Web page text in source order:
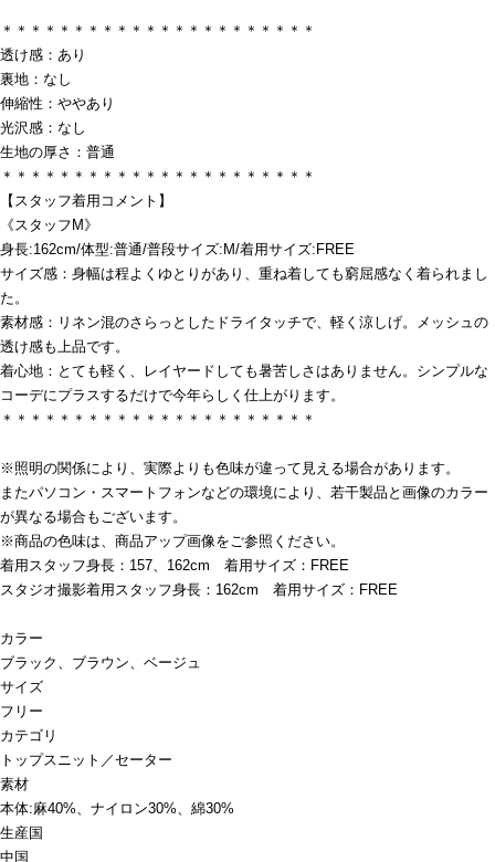
＊＊＊＊＊＊＊＊＊＊＊＊＊＊＊＊＊＊＊＊＊＊
透け感：あり
裏地：なし
伸縮性：ややあり
光沢感：なし
生地の厚さ：普通
＊＊＊＊＊＊＊＊＊＊＊＊＊＊＊＊＊＊＊＊＊＊
【スタッフ着用コメント】
《スタッフM》
身長:162cm/体型:普通/普段サイズ:M/着用サイズ:FREE
サイズ感：身幅は程よくゆとりがあり、重ね着しても窮屈感なく着られまし
た。
素材感：リネン混のさらっとしたドライタッチで、軽く涼しげ。メッシュの
透け感も上品です。
着心地：とても軽く、レイヤードしても暑苦しさはありません。シンプルな
コーデにプラスするだけで今年らしく仕上がります。
＊＊＊＊＊＊＊＊＊＊＊＊＊＊＊＊＊＊＊＊＊＊
※照明の関係により、実際よりも色味が違って見える場合があります。
またパソコン・スマートフォンなどの環境により、若干製品と画像のカラー
が異なる場合もございます。
※商品の色味は、商品アップ画像をご参照ください。
着用スタッフ身長：157、162cm 着用サイズ：FREE
スタジオ撮影着用スタッフ身長：162cm 着用サイズ：FREE
カラー
ブラック、ブラウン、ベージュ
サイズ
フリー
カテゴリ
トップスニット／セーター
素材
本体:麻40%、ナイロン30%、綿30%
生産国
中国